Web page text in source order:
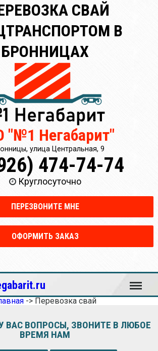
СВАЙ
В
БРОННИЦАХ
"№1 Негабарит"
улица Центральная, 9
474-74-74
Круглосуточно
ПЕРЕЗВОНИТЕ МНЕ
ОФОРМИТЬ ЗАКАЗ
Меню
-> Перевозка свай
ВАС ВОПРОСЫ, ЗВОНИТЕ В ЛЮБОЕ
ВРЕМЯ НАМ